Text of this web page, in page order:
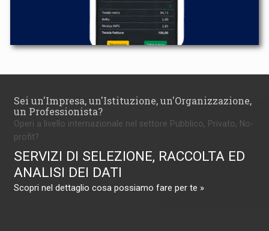
Sei un'Impresa, un'Istituzione, un'Organizzazione,
un Professionista?
Operi a livello internazionale nel settore Pubblico, Privato, No-
profit?
SERVIZI DI SELEZIONE, RACCOLTA ED
ANALISI DEI DATI
Scopri nel dettaglio cosa possiamo fare per te »